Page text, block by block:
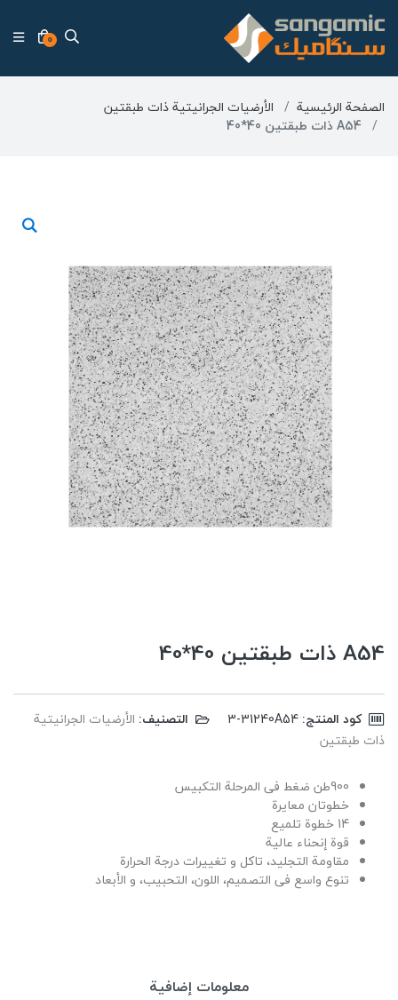
0
الصفحة الرئيسية
الأرضیات الجرانیتیة ذات طبقتین
A54 ذات طبقتین 40*40
A54 ذات طبقتین 40*40
كود المنتج: التصنيف: الأرضیات الجرانیتیة
ذات طبقتین
900طن ضغط فی المرحلة التکبیس
خطوتان معایرة
14 خطوة تلمیع
قوة إنحناء عالیة
مقاومة التجلید، تاکل و تغییرات درجة الحرارة
تنوع واسع فی التصمیم، اللون، التحبیب، و الأبعاد
معلومات إضافية